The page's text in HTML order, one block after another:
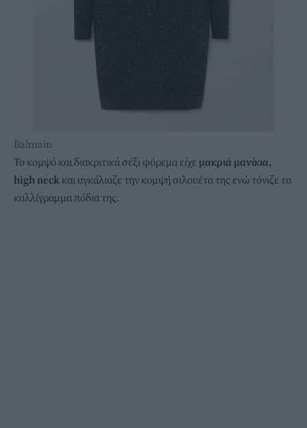
Balmain
Το κομψό και διακριτικά σέξι φόρεμα είχε μακριά μανίκια,
high neck και αγκάλιαζε την κομψή σιλουέτα της ενώ τόνιζε τα
καλλίγραμμα πόδια της.